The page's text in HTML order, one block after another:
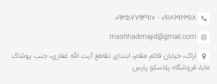
09186966918 - 0935779491۷
mashhadimajid@gmail.com
اراک، خیابان قائم مقام، ابتدای تقاطع آیت الله غفاری، جنب پوشاک
مایا، فروشگاه پلاسکو پارس